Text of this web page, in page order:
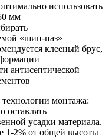
использовать
мм
«шип-паз»
клееный брус,
антисептической
монтажа:
оставлять
усадки материала.
1-2% от общей высоты